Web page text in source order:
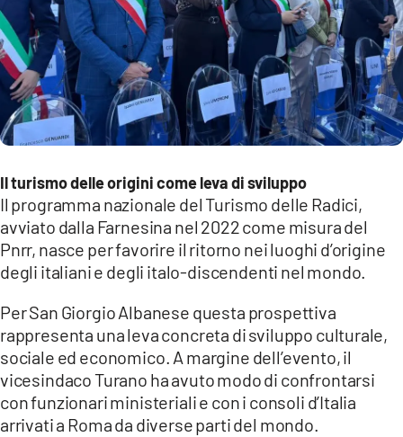
Il turismo delle origini come leva di sviluppo
Il programma nazionale del Turismo delle Radici,
avviato dalla Farnesina nel 2022 come misura del
Pnrr, nasce per favorire il ritorno nei luoghi d’origine
degli italiani e degli italo-discendenti nel mondo.
Per San Giorgio Albanese questa prospettiva
rappresenta una leva concreta di sviluppo culturale,
sociale ed economico. A margine dell’evento, il
vicesindaco Turano ha avuto modo di confrontarsi
con funzionari ministeriali e con i consoli d’Italia
arrivati a Roma da diverse parti del mondo.